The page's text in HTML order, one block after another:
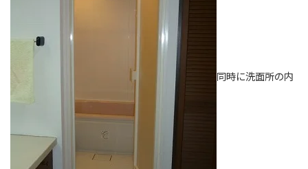
同時に洗面所の内